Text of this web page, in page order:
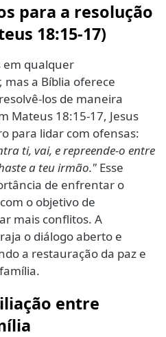
para a resolução
18:15-17)
em qualquer
a Bíblia oferece
los de maneira
Mateus 18:15-17, Jesus
para lidar com ofensas:
ti, vai, e repreende-o entre
a teu irmão." Esse
de enfrentar o
o objetivo de
mais conflitos. A
o diálogo aberto e
a restauração da paz e
entre